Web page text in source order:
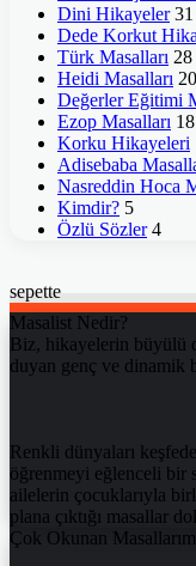
Dini Hikayeler 31
Dede Korkut
Türk Masalları 28
Heidi Masalları 20
Değerler Eğitimi
Ezop Masalları 18
Korku Hikayeleri
Adisebaba
Nasreddin Hoca
Kimdir? 5
Özlü Sözler 4
sepette
Masalist Nedir?
Biz, hikayelerin büyülü
duyan genç ve dinamik
Renkli dünyaları
öğrenmeyi eğlenceli bir
ailelerin çocuklarıyla
plana çıktığı masallar
Çok Okunan